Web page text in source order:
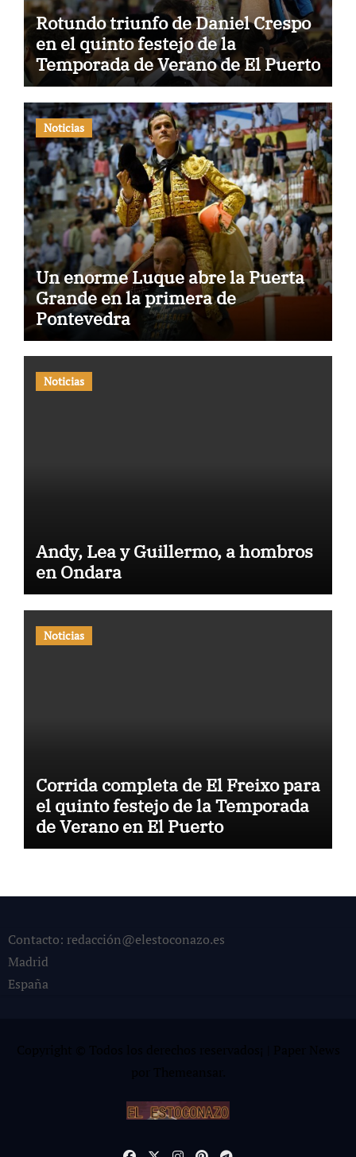
Rotundo triunfo de Daniel Crespo
en el quinto festejo de la
Temporada de Verano de El Puerto
Noticias
Un enorme Luque abre la Puerta
Grande en la primera de
Pontevedra
Noticias
Andy, Lea y Guillermo, a hombros
en Ondara
Noticias
Corrida completa de El Freixo para
el quinto festejo de la Temporada
de Verano en El Puerto
Contacto: redacción@elestoconazo.es
Madrid
España